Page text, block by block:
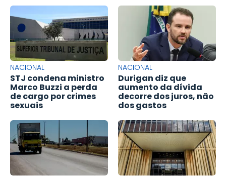
NACIONAL
STJ condena ministro
Marco Buzzi a perda
de cargo por crimes
sexuais
NACIONAL
Durigan diz que
aumento da dívida
decorre dos juros, não
dos gastos